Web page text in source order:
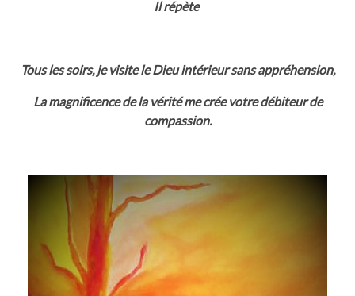
Il répète
Tous les soirs, je visite le Dieu intérieur sans appréhension,
La magnificence de la vérité me crée votre débiteur de
compassion.